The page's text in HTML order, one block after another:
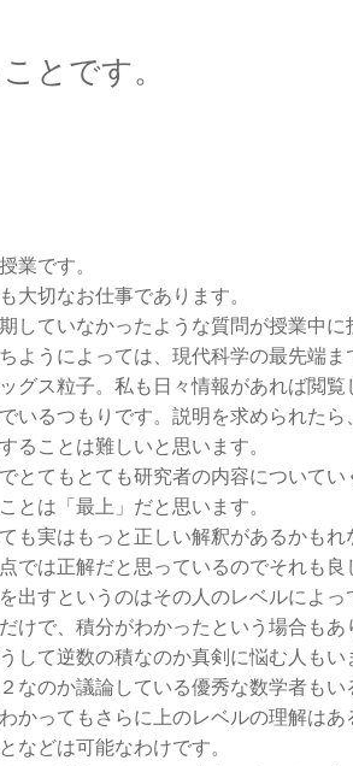
とです。
業です。
大切なお仕事であります。
していなかったような質問が授業中に
ようによっては、現代科学の最先端ま
グス粒子。私も日々情報があれば閲
いるつもりです。説明を求められた
ることは難しいと思います。
とてもとても研究者の内容についてい
とは「最上」だと思います。
も実はもっと正しい解釈があるかもれ
では正解だと思っているのでそれも良
出すというのはその人のレベルによっ
けで、積分がわかったという場合もあ
して逆数の積なのか真剣に悩む人もい
なのか議論している優秀な数学者もい
かってもさらに上のレベルの理解は
などは可能なわけです。